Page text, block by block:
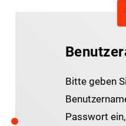
Bitte geben
Passwort